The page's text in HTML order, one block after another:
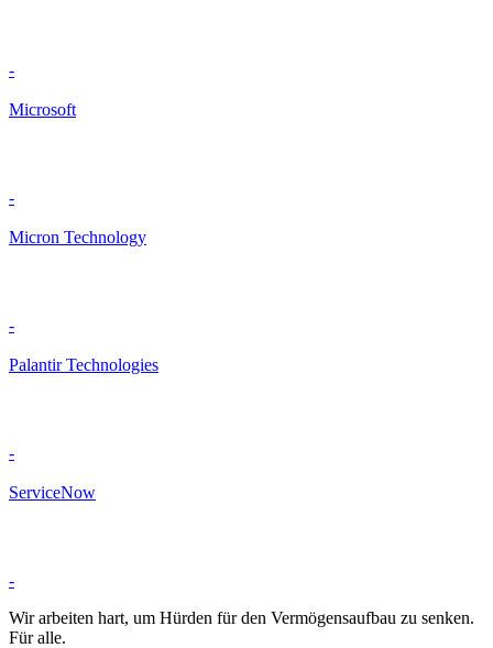
-
Microsoft
-
Micron Technology
-
Palantir Technologies
-
ServiceNow
-
Wir arbeiten hart, um Hürden für den Vermögensaufbau zu senken.
Für alle.